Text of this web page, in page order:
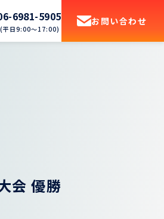
6981-5905
(平日9:00〜17:00)
お問い合わせ
会 優勝